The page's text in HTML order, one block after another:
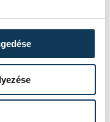
a bajnoki
ezért.
rá, hogy ez így
is mindent
a